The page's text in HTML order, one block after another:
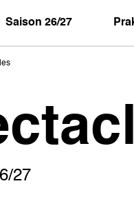
Saison 26/27
27